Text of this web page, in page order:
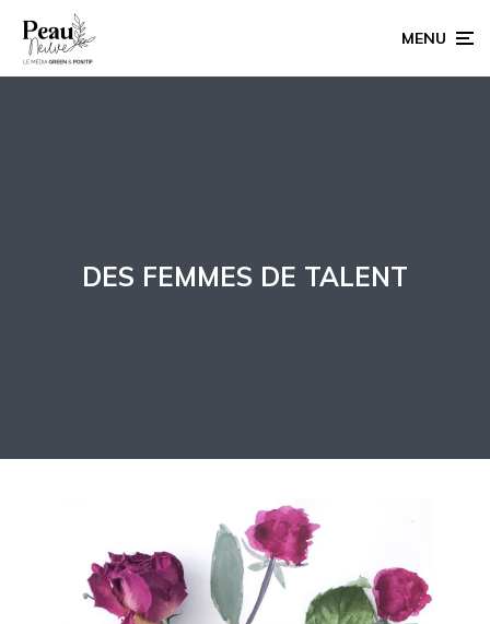
MENU
DES FEMMES DE TALENT